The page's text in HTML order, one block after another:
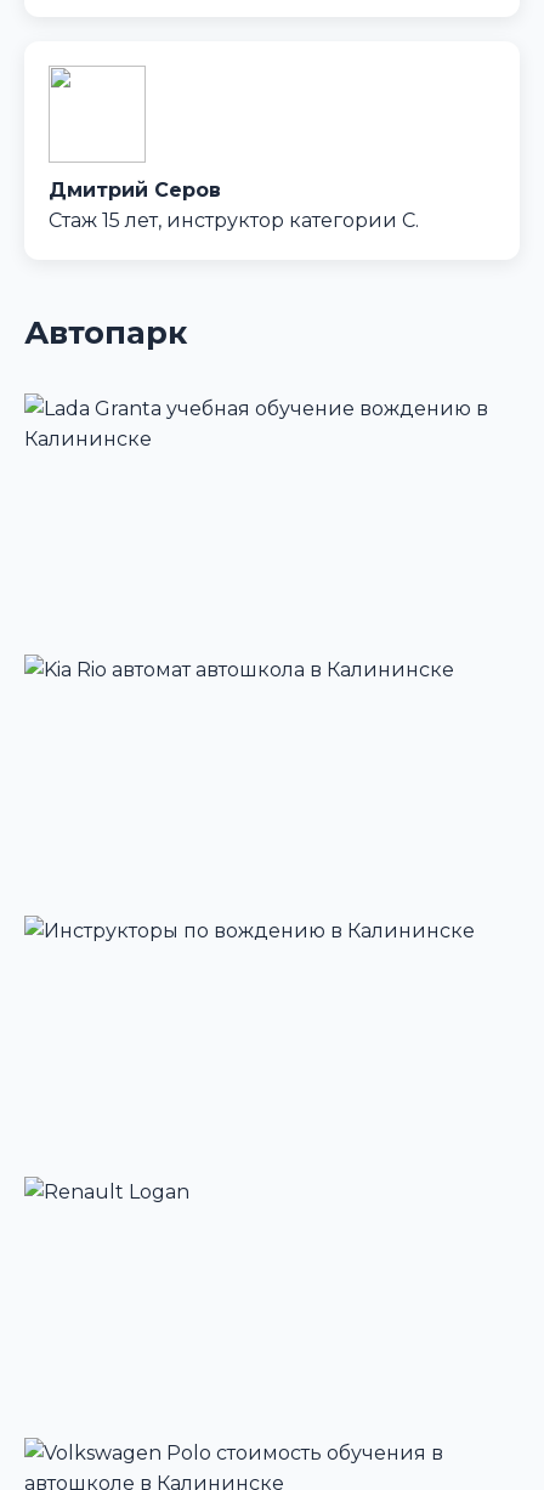
Дмитрий Серов
Стаж 15 лет, инструктор категории C.
Автопарк